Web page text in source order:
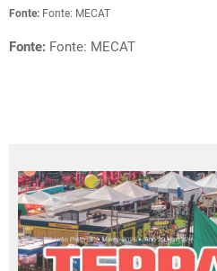
Fonte: Fonte: MECAT
Fonte: Fonte: MECAT